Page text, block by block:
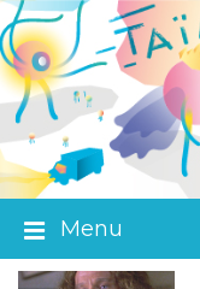
Skip
to
content
Skip
to
main
navigation
Skip
to
footer
Menu